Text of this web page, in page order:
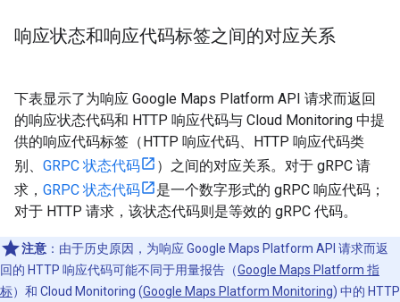
响应状态和响应代码标签之间的对应关系
下表显示了为响应 Google Maps Platform API 请求而返回
的响应状态代码和 HTTP 响应代码与 Cloud Monitoring 中提
供的响应代码标签（HTTP 响应代码、HTTP 响应代码类
别、 GRPC 状态代码
）之间的对应关系。对于 gRPC 请
求， GRPC 状态代码
是一个数字形式的 gRPC 响应代码；
对于 HTTP 请求，该状态代码则是等效的 gRPC 代码。
注意 ：由于历史原因，为响应 Google Maps Platform API 请求而返
回的 HTTP 响应代码可能不同于用量报告（Google Maps Platform 指
标）和 Cloud Monitoring (Google Maps Platform Monitoring) 中的 HTTP